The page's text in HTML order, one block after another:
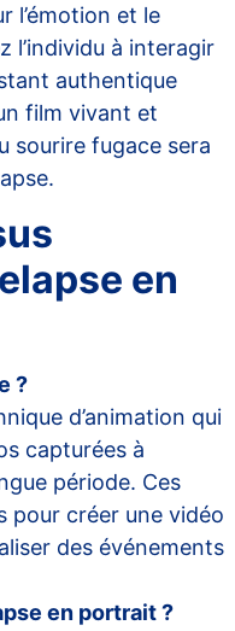
l’émotion et le
l’individu à interagir
authentique
film vivant et
sourire fugace sera
en
?
d’animation qui
capturées à
période. Ces
pour créer une vidéo
des événements
en portrait ?